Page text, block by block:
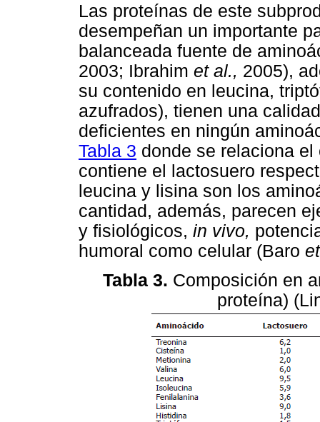
Las proteínas de este
desempeñan un importante
balanceada fuente de
2003; Ibrahim et al., 2005),
su contenido en leucina,
azufrados), tienen una
deficientes en ningún
Tabla 3 donde se relaciona
contiene el lactosuero
leucina y lisina son los
cantidad, además, parecen
y fisiológicos, in vivo,
humoral como celular (Baro
Tabla 3. Composición en
proteína)